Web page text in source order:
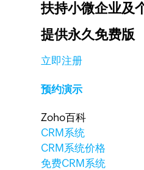
扶持小微企业及
提供永久免费版
立即注册
预约演示
Zoho百科
CRM系统
CRM系统价格
免费CRM系统